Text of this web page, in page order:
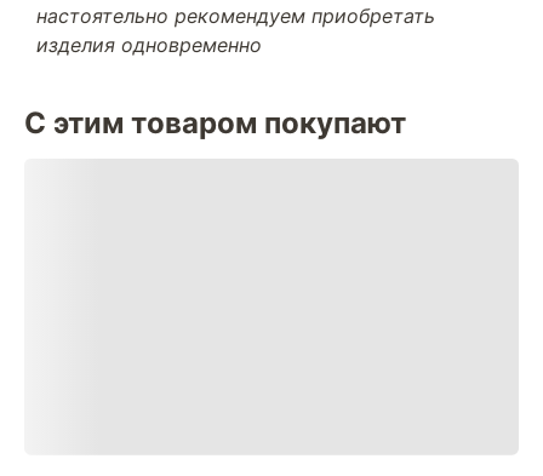
настоятельно рекомендуем приобретать
изделия одновременно
С этим товаром покупают